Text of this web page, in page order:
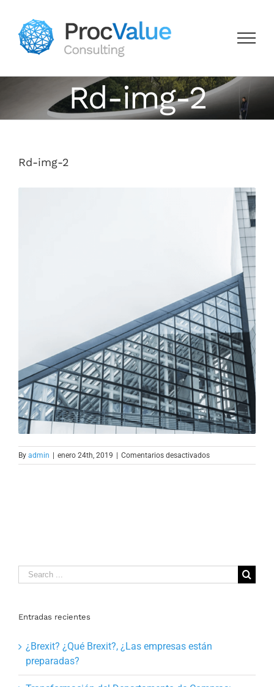
content
Rd-img-2
Rd-img-2
By admin | enero 24th, 2019 | Comentarios desactivadosen
Rd-
Search
for:
Entradas recientes
¿Brexit? ¿Qué Brexit?, ¿Las empresas están
preparadas?